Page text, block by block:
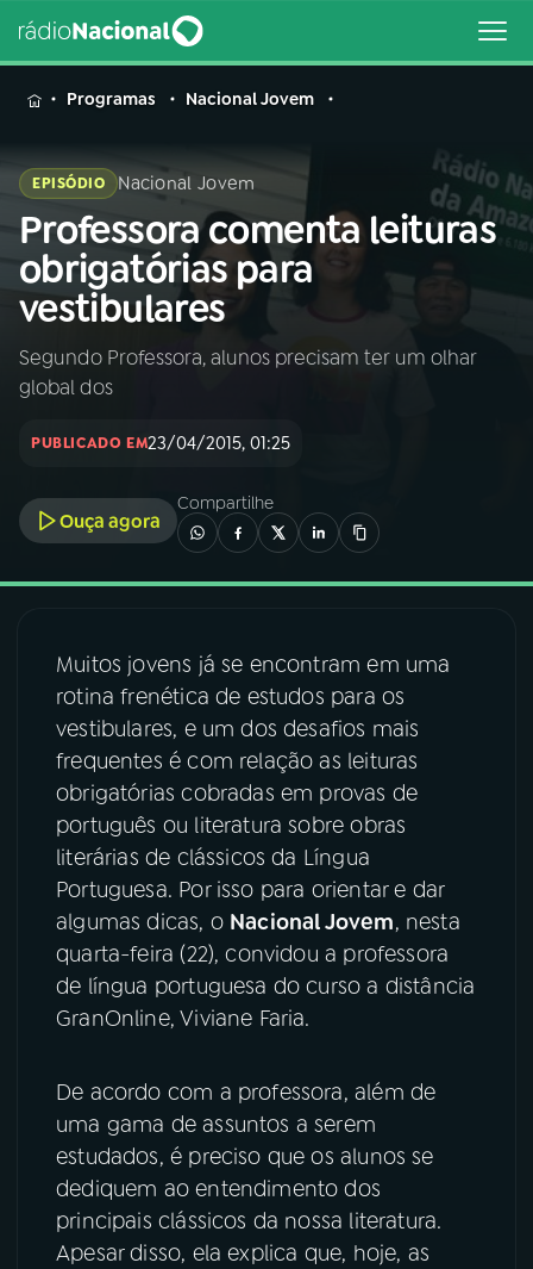
MENU
Buscar
na
Rádio
Nacional
Buscar
AO VIVO
INÍCIO
A RÁDIO
03PROGRAMAÇÃO
04 PROGRAMAS
PODCASTS
06VIDEOCASTS
ÚLTIMAS
08FESTIVAL DE MÚSICA
TikTok
Programas Nacional Jovem
EPISÓDIO Nacional Jovem
Professora comenta leituras
obrigatórias para
vestibulares
Segundo Professora, alunos precisam ter um olhar
global dos
PUBLICADO EM23/04/2015, 01:25
Ouça agora
Compartilhe
Muitos jovens já se encontram em uma
rotina frenética de estudos para os
vestibulares, e um dos desafios mais
frequentes é com relação as leituras
obrigatórias cobradas em provas de
português ou literatura sobre obras
literárias de clássicos da Língua
Portuguesa. Por isso para orientar e dar
algumas dicas, o Nacional Jovem, nesta
quarta-feira (22), convidou a professora
de língua portuguesa do curso a distância
GranOnline, Viviane Faria.
De acordo com a professora, além de
uma gama de assuntos a serem
estudados, é preciso que os alunos se
dediquem ao entendimento dos
principais clássicos da nossa literatura.
Apesar disso, ela explica que, hoje, as